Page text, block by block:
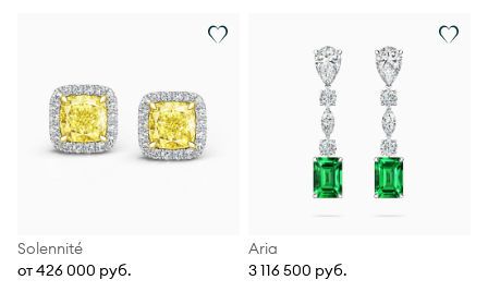
Solennité
от 426 000 руб.
Aria
3 116 500 руб.